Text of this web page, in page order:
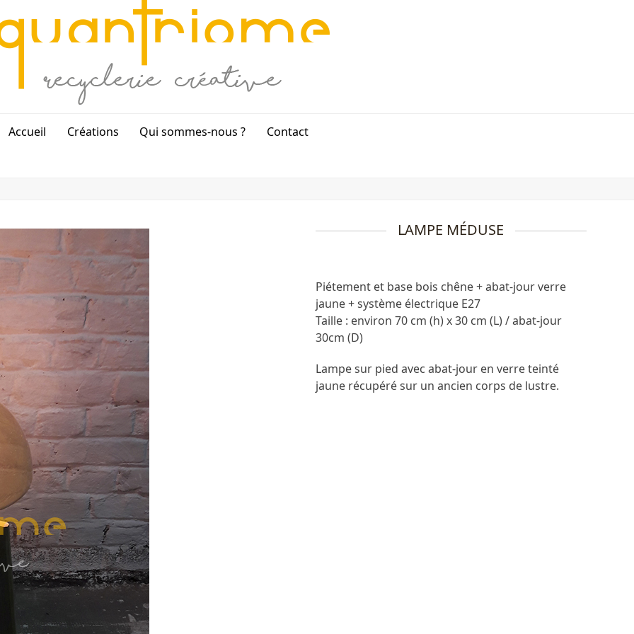
Accueil Créations Qui sommes-nous ? Contact
LAMPE MÉDUSE
Piétement et base bois chêne + abat-jour verre
jaune + système électrique E27
Taille : environ 70 cm (h) x 30 cm (L) / abat-jour
30cm (D)
Lampe sur pied avec abat-jour en verre teinté
jaune récupéré sur un ancien corps de lustre.